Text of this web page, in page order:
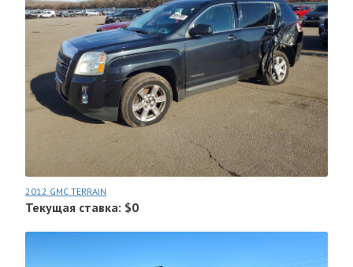
2012 GMC TERRAIN
Текущая ставка: $0